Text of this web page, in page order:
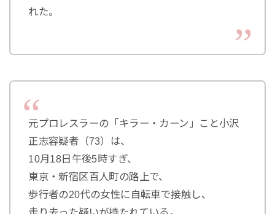
れた。
元プロレスラーの「キラー・カーン」こと小沢
正志容疑者（73）は、
10月18日午後5時すぎ、
東京・新宿区百人町の路上で、
歩行者の20代の女性に自転車で接触し、